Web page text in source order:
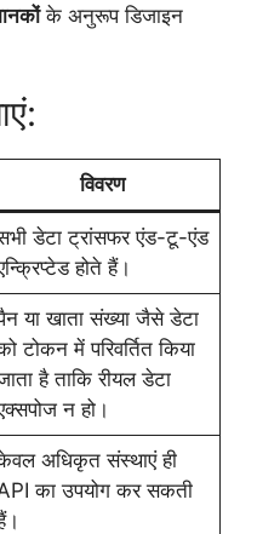
के अनुरूप डिजाइन
विवरण
डेटा ट्रांसफर एंड-टू-एंड
होते हैं।
या खाता संख्या जैसे डेटा
टोकन में परिवर्तित किया
है ताकि रीयल डेटा
न हो।
अधिकृत संस्थाएं ही
का उपयोग कर सकती